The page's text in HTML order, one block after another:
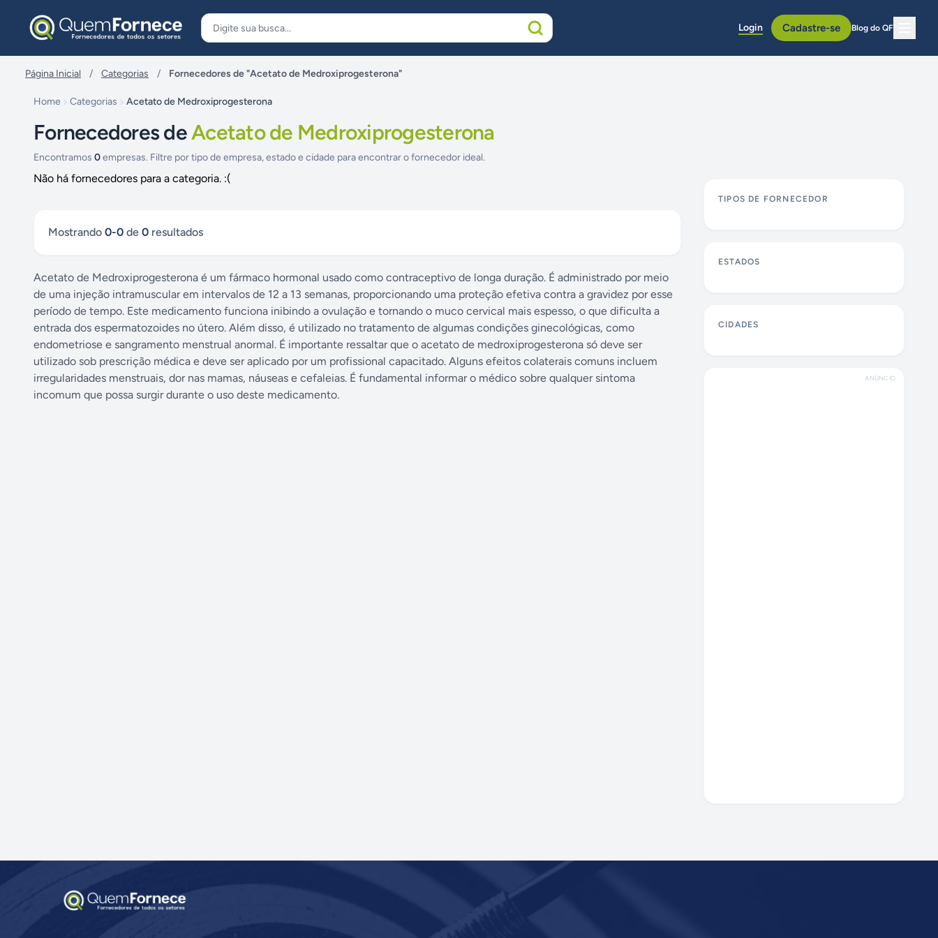
Login Cadastre-se Blog do QF
Página Inicial / Categorias / Fornecedores de "Acetato de Medroxiprogesterona"
Home Categorias Acetato de Medroxiprogesterona
Fornecedores deAcetato de Medroxiprogesterona
Encontramos 0empresas. Filtre por tipo de empresa, estado e cidade para encontrar o fornecedor ideal.
Não há fornecedores para a categoria. :(
Mostrando 0-0 de 0 resultados
Acetato de Medroxiprogesterona é um fármaco hormonal usado como contraceptivo de longa duração. É administrado por meio
de uma injeção intramuscular em intervalos de 12 a 13 semanas, proporcionando uma proteção efetiva contra a gravidez por esse
período de tempo. Este medicamento funciona inibindo a ovulação e tornando o muco cervical mais espesso, o que dificulta a
entrada dos espermatozoides no útero. Além disso, é utilizado no tratamento de algumas condições ginecológicas, como
endometriose e sangramento menstrual anormal. É importante ressaltar que o acetato de medroxiprogesterona só deve ser
utilizado sob prescrição médica e deve ser aplicado por um profissional capacitado. Alguns efeitos colaterais comuns incluem
irregularidades menstruais, dor nas mamas, náuseas e cefaleias. É fundamental informar o médico sobre qualquer sintoma
incomum que possa surgir durante o uso deste medicamento.
TIPOS DE FORNECEDOR
ESTADOS
CIDADES
ANÚNCIO